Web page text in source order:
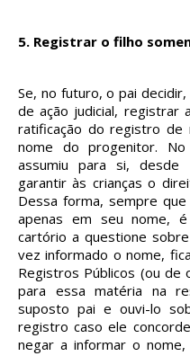
5. Registrar o filho
Se, no futuro, o pai
de ação judicial, registrar
ratificação do registro de
nome do progenitor.
assumiu para si, desde
garantir às crianças o
Dessa forma, sempre
apenas em seu nome,
cartório a questione
vez informado o nome,
Registros Públicos (ou
para essa matéria na
suposto pai e ouvi-lo
registro caso ele
negar a informar o